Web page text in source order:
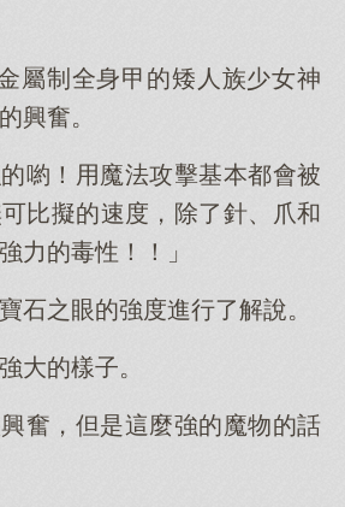
屬制全身甲的矮人族少女神
興奮。
的喲！用魔法攻擊基本都會被
比擬的速度，除了針、爪和
力的毒性！！」
石之眼的強度進行了解說。
大的樣子。
奮，但是這麼強的魔物的話